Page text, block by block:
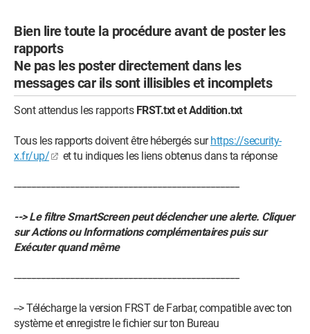
Bien lire toute la procédure avant de poster les
rapports
Ne pas les poster directement dans les
messages car ils sont illisibles et incomplets
Sont attendus les rapports FRST.txt et Addition.txt
Tous les rapports doivent être hébergés surhttps://security-
x.fr/up/
et tu indiques les liens obtenus dans ta réponse
---------------------------------------------------------------------------------------------
--> Le filtre SmartScreen peut déclencher une alerte. Cliquer
sur Actions ou Informations complémentaires puis sur
Exécuter quand même
---------------------------------------------------------------------------------------------
--> Télécharge la version FRST de Farbar, compatible avec ton
système et enregistre le fichier sur ton Bureau